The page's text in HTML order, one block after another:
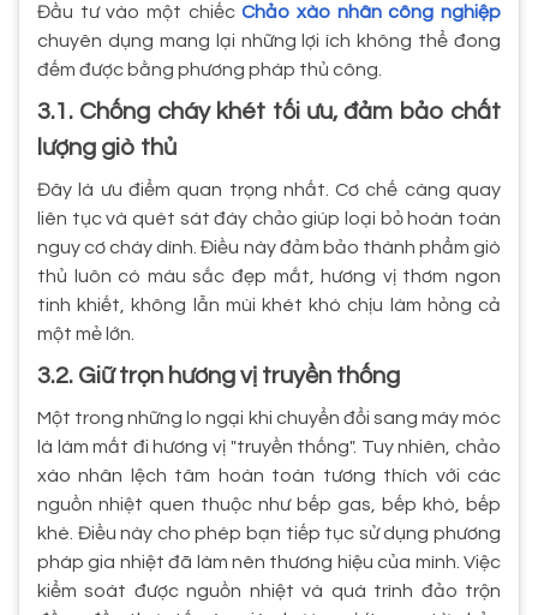
Đầu tư vào một chiếcChảo xào nhân công nghiệp
chuyên dụng mang lại những lợi ích không thể đong
đếm được bằng phương pháp thủ công.
3.1. Chống cháy khét tối ưu, đảm bảo chất
lượng giò thủ
Đây là ưu điểm quan trọng nhất. Cơ chế càng quay
liên tục và quét sát đáy chảo giúp loại bỏ hoàn toàn
nguy cơ cháy dính. Điều này đảm bảo thành phẩm giò
thủ luôn có màu sắc đẹp mắt, hương vị thơm ngon
tinh khiết, không lẫn mùi khét khó chịu làm hỏng cả
một mẻ lớn.
3.2. Giữ trọn hương vị truyền thống
Một trong những lo ngại khi chuyển đổi sang máy móc
là làm mất đi hương vị "truyền thống". Tuy nhiên, chảo
xào nhân lệch tâm hoàn toàn tương thích với các
nguồn nhiệt quen thuộc như bếp gas, bếp khò, bếp
khè. Điều này cho phép bạn tiếp tục sử dụng phương
pháp gia nhiệt đã làm nên thương hiệu của mình. Việc
kiểm soát được nguồn nhiệt và quá trình đảo trộn